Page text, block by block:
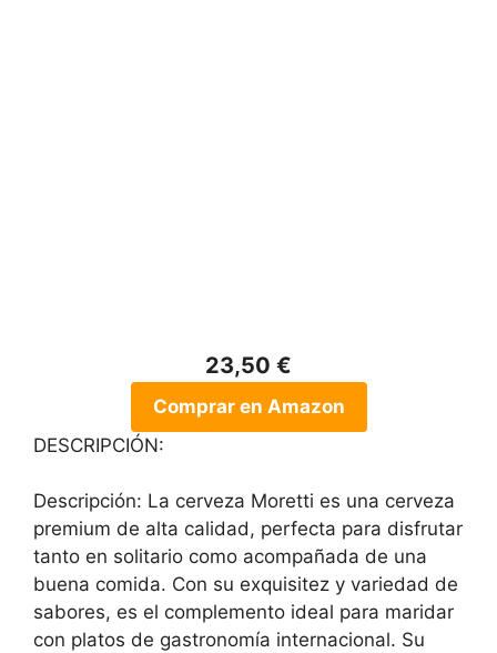
23,50 €
Comprar en Amazon
DESCRIPCIÓN:
Descripción: La cerveza Moretti es una cerveza
premium de alta calidad, perfecta para disfrutar
tanto en solitario como acompañada de una
buena comida. Con su exquisitez y variedad de
sabores, es el complemento ideal para maridar
con platos de gastronomía internacional. Su